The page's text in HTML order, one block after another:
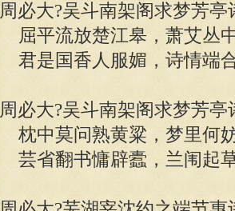
周必大?吴斗南架阁求梦芳亭
屈平流放楚江皋，萧艾丛
君是国香人服媚，诗情端
周必大?吴斗南架阁求梦芳亭
枕中莫问熟黄粱，梦里何
芸省翻书慵辟蠹，兰闱起